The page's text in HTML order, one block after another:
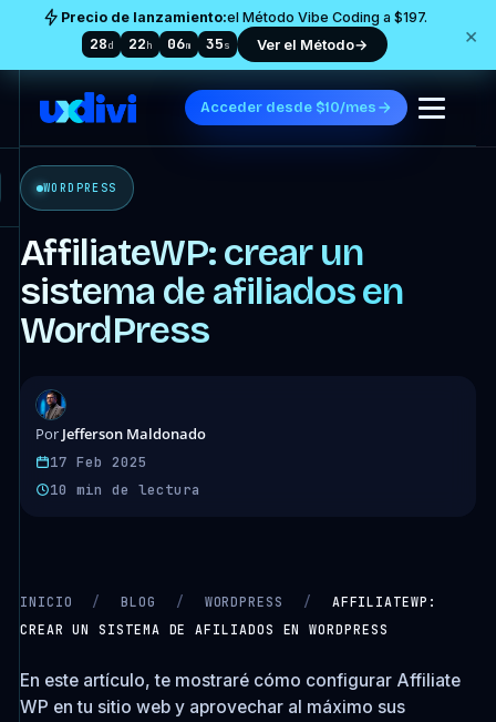
Precio de lanzamiento:el Método Vibe Coding a $197.
28d 22h 06m 33s Ver el Método→ ×
Acceder desde $10/mes
WORDPRESS
AffiliateWP: crear un
sistema de afiliados en
WordPress
Por Jefferson Maldonado
17 Feb 2025
10 min de lectura
CARGANDO VIDEO…
INICIO / BLOG / WORDPRESS /
AFFILIATEWP:
CREAR UN SISTEMA DE AFILIADOS EN WORDPRESS
En este artículo, te mostraré cómo configurar Affiliate
WP en tu sitio web y aprovechar al máximo sus